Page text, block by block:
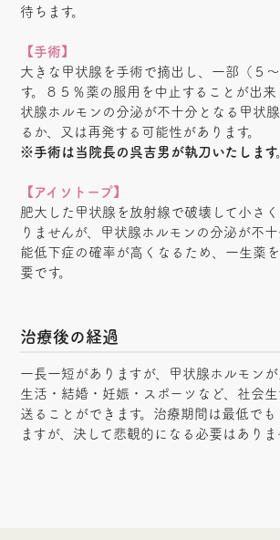
待ちます。
【手術】
大きな甲状腺を手術で摘出し、一部（５
す。８５％薬の服用を中止することが出来
状腺ホルモンの分泌が不十分となる甲状
るか、又は再発する可能性があります。
※手術は当院長の呉吉男が執刀いたします
【アイソトープ】
肥大した甲状腺を放射線で破壊して小さ
りませんが、甲状腺ホルモンの分泌が不
能低下症の確率が高くなるため、一生薬
要です。
治療後の経過
一長一短がありますが、甲状腺ホルモン
生活・結婚・妊娠・スポーツなど、社会
送ることができます。治療期間は最低でも
ますが、決して悲観的になる必要はありま